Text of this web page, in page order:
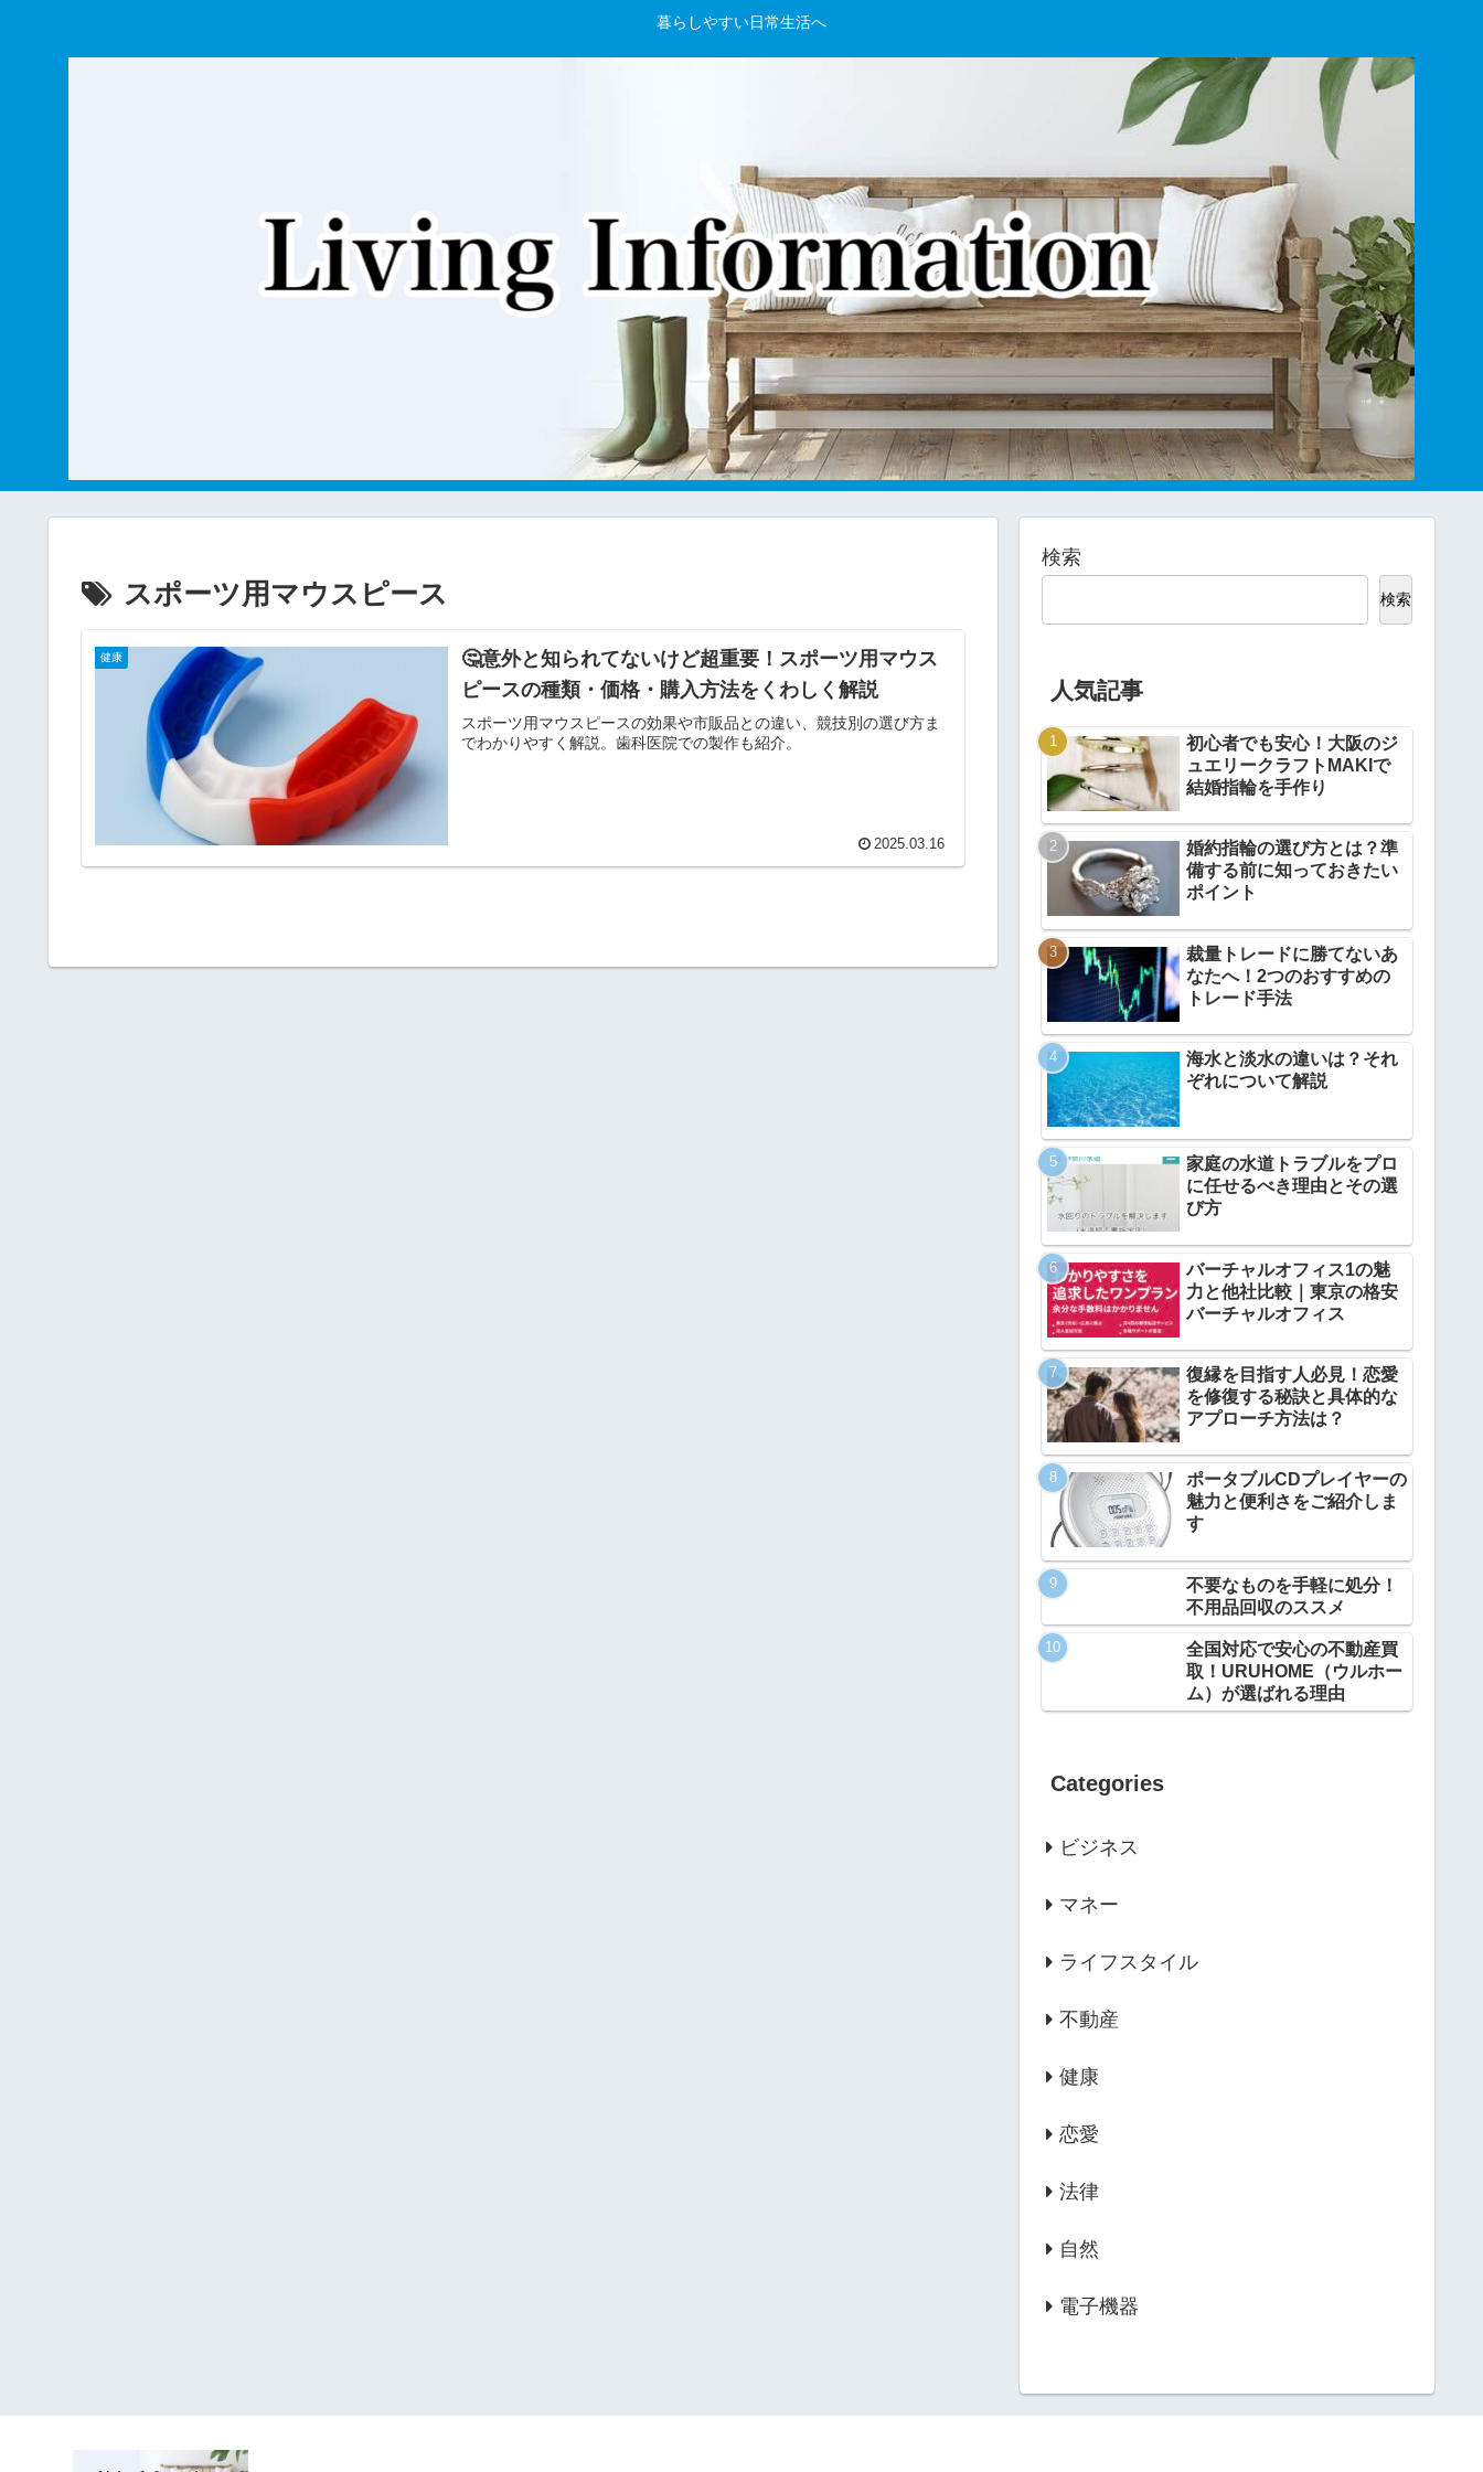
暮らしやすい日常生活へ
スポーツ用マウスピース
健康
🤔意外と知られてないけど超重要！スポーツ用マウス
ピースの種類・価格・購入方法をくわしく解説
スポーツ用マウスピースの効果や市販品との違い、競技別の選び方ま
でわかりやすく解説。歯科医院での製作も紹介。
2025.03.16
検索
検索
人気記事
初心者でも安心！大阪のジ
ュエリークラフトMAKIで
結婚指輪を手作り
婚約指輪の選び方とは？準
備する前に知っておきたい
ポイント
裁量トレードに勝てないあ
なたへ！2つのおすすめの
トレード手法
海水と淡水の違いは？それ
ぞれについて解説
家庭の水道トラブルをプロ
に任せるべき理由とその選
び方
バーチャルオフィス1の魅
力と他社比較｜東京の格安
バーチャルオフィス
復縁を目指す人必見！恋愛
を修復する秘訣と具体的な
アプローチ方法は？
ポータブルCDプレイヤーの
魅力と便利さをご紹介しま
す
不要なものを手軽に処分！
不用品回収のススメ
全国対応で安心の不動産買
取！URUHOME（ウルホー
ム）が選ばれる理由
Categories
ビジネス
マネー
ライフスタイル
不動産
健康
恋愛
法律
自然
電子機器